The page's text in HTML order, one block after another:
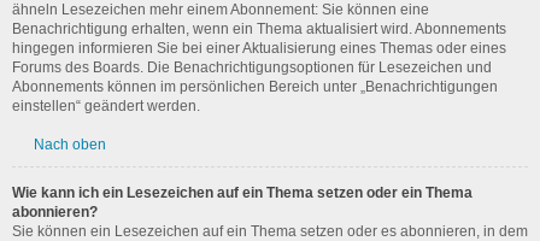
ähneln Lesezeichen mehr einem Abonnement: Sie können eine
Benachrichtigung erhalten, wenn ein Thema aktualisiert wird. Abonnements
hingegen informieren Sie bei einer Aktualisierung eines Themas oder eines
Forums des Boards. Die Benachrichtigungsoptionen für Lesezeichen und
Abonnements können im persönlichen Bereich unter „Benachrichtigungen
einstellen“ geändert werden.
Nach oben
Wie kann ich ein Lesezeichen auf ein Thema setzen oder ein Thema
abonnieren?
Sie können ein Lesezeichen auf ein Thema setzen oder es abonnieren, in dem